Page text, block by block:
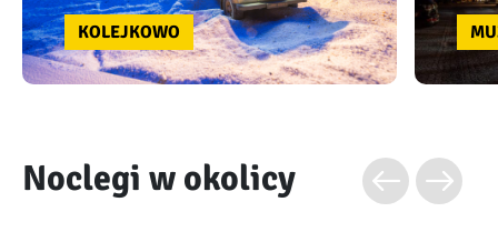
KOLEJKOWO
Noclegi w okolicy